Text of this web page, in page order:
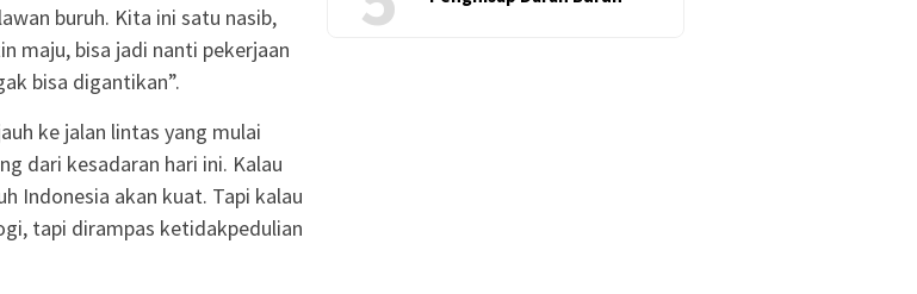
buruh. Kita ini satu nasib,
maju, bisa jadi nanti pekerjaan
bisa digantikan”.
ke jalan lintas yang mulai
dari kesadaran hari ini. Kalau
Indonesia akan kuat. Tapi kalau
tapi dirampas ketidakpedulian